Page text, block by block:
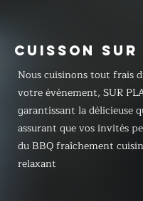
CUISSON SUR
Nous cuisinons tout frais
votre événement, SUR
garantissant la délicieuse
assurant que vos invités
du BBQ fraîchement
relaxant